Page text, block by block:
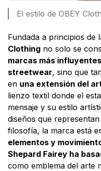
El estilo de OBEY
Fundada a principios de
Clothing no solo se
marcas más influyentes
streetwear, sino que
en una extensión del
lienzo textil donde el
mensaje y su estilo
diseños que
filosofía, la marca está
elementos y
Shepard Fairey ha
como emblema del arte